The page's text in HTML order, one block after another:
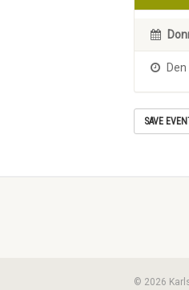
SAVE
© 2026